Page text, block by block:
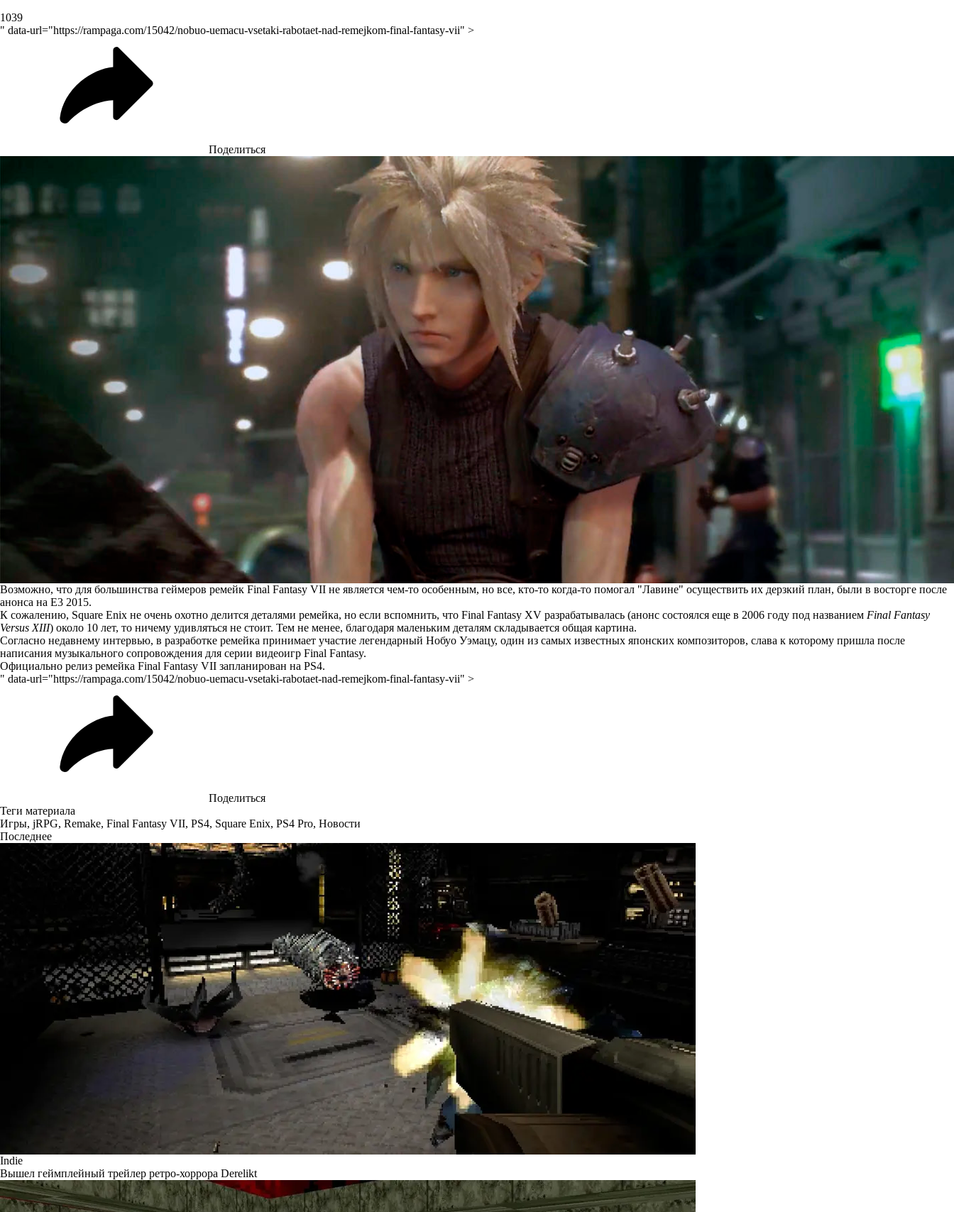
1039
" data-url="https://rampaga.com/15042/nobuo-uemacu-vsetaki-rabotaet-nad-remejkom-final-fantasy-vii" >
Поделиться
Возможно, что для большинства геймеров ремейк Final Fantasy VII не является чем-то особенным, но все, кто-то когда-то помогал "Лавине" осуществить их дерзкий план, были в восторге после
анонса на E3 2015.
К сожалению, Square Enix не очень охотно делится деталями ремейка, но если вспомнить, что Final Fantasy XV разрабатывалась (анонс состоялся еще в 2006 году под названием Final Fantasy
Versus XIII) около 10 лет, то ничему удивляться не стоит. Тем не менее, благодаря маленьким деталям складывается общая картина.
Согласно недавнему интервью, в разработке ремейка принимает участие легендарный Нобуо Уэмацу, один из самых известных японских композиторов, слава к которому пришла после
написания музыкального сопровождения для серии видеоигр Final Fantasy.
Официально релиз ремейка Final Fantasy VII запланирован на PS4.
" data-url="https://rampaga.com/15042/nobuo-uemacu-vsetaki-rabotaet-nad-remejkom-final-fantasy-vii" >
Поделиться
Теги материала
Игры, jRPG, Remake, Final Fantasy VII, PS4, Square Enix, PS4 Pro, Новости
Последнее
Indie
Вышел геймплейный трейлер ретро-хоррора Derelikt